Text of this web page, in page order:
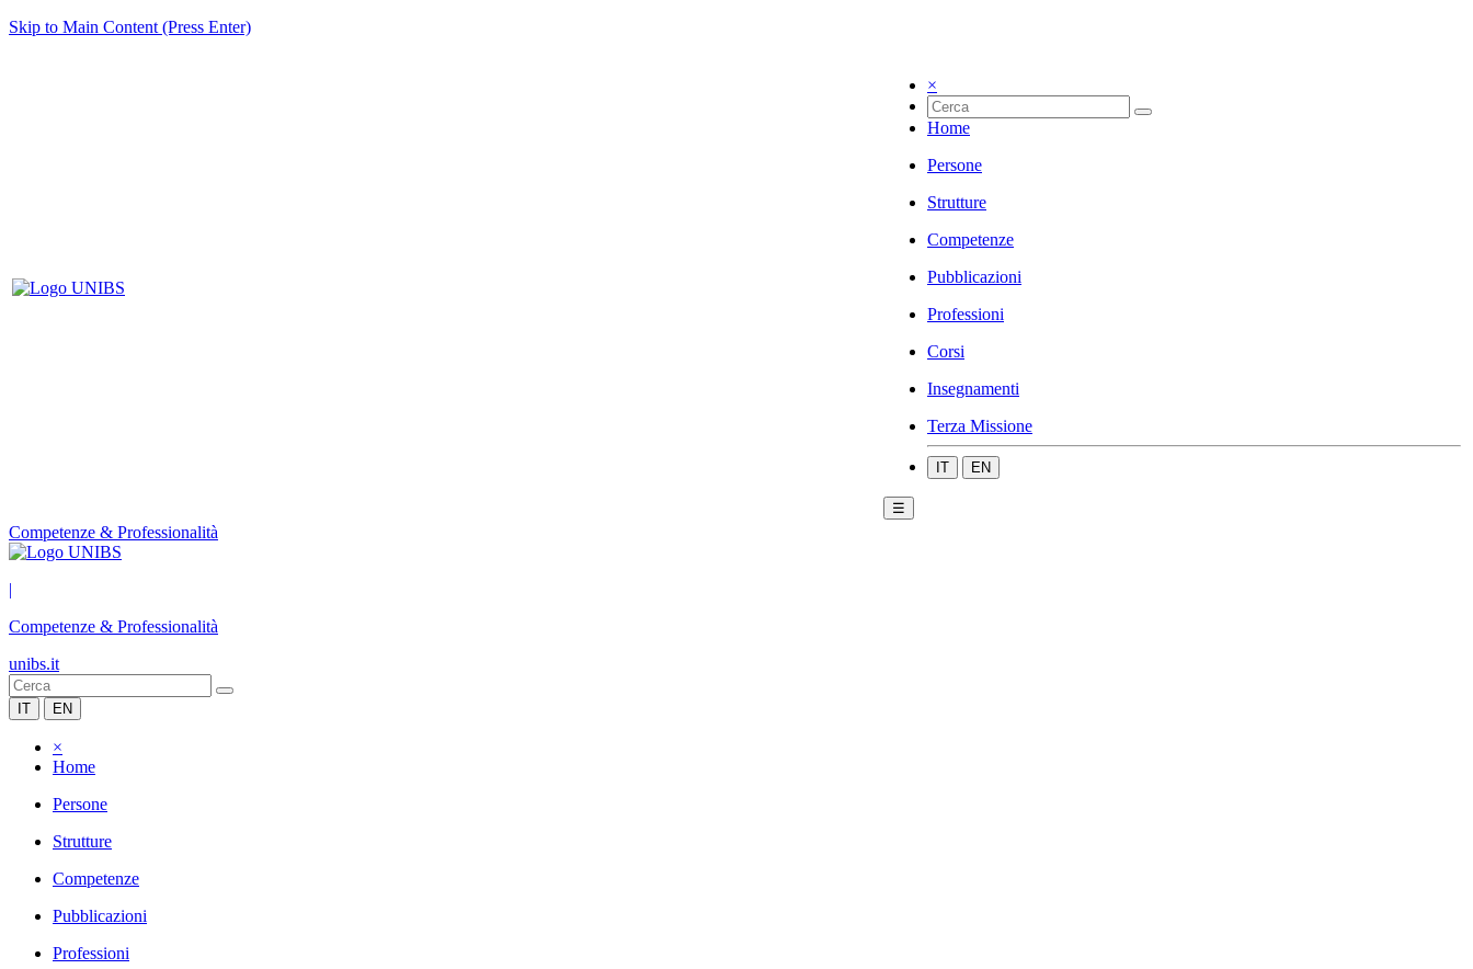
Skip to Main Content (Press Enter)
×
Home
Persone
Strutture
Competenze
Pubblicazioni
Professioni
Corsi
Insegnamenti
Terza Missione
IT EN
☰
Competenze & Professionalità
|
Competenze & Professionalità
unibs.it
IT EN
×
Home
Persone
Strutture
Competenze
Pubblicazioni
Professioni